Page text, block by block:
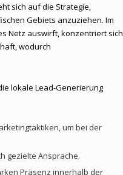
sich auf die Strategie,
Gebiets anzuziehen. Im
Netz auswirft, konzentriert sich
wodurch
lokale Lead-Generierung
um bei der
gezielte Ansprache.
Präsenz innerhalb der